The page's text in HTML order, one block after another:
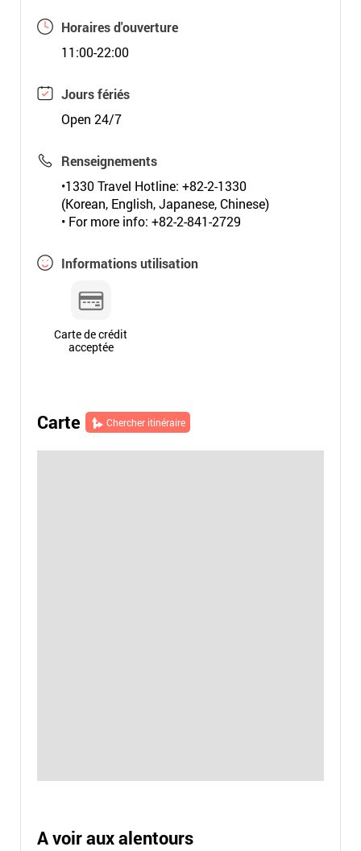
Horaires d'ouverture
11:00-22:00
Jours fériés
Open 24/7
Renseignements
•1330 Travel Hotline: +82-2-1330
(Korean, English, Japanese, Chinese)
• For more info: +82-2-841-2729
Informations utilisation
Carte de crédit
acceptée
Carte Chercher itinéraire
A voir aux alentours